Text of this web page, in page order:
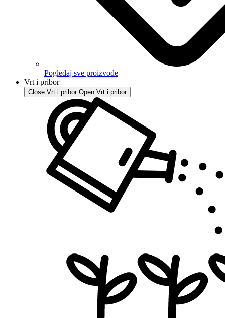
Pogledaj sve proizvode
Vrt i pribor
Close Vrt i pribor Open Vrt i pribor